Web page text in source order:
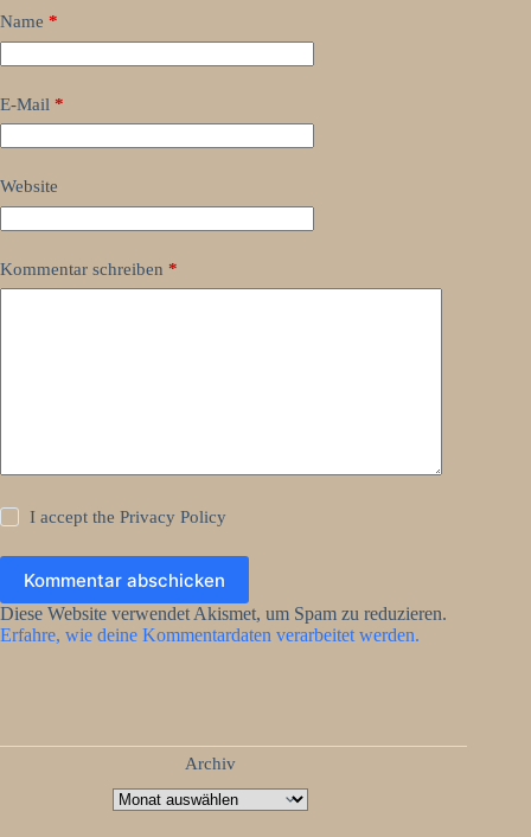
Name *
E-Mail *
Website
Kommentar schreiben *
I accept thePrivacy Policy
Kommentar abschicken
Diese Website verwendet Akismet, um Spam zu reduzieren.
Erfahre, wie deine Kommentardaten verarbeitet werden.
Archiv